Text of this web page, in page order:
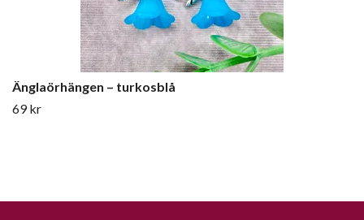
Änglaörhängen – turkosblå
69 kr